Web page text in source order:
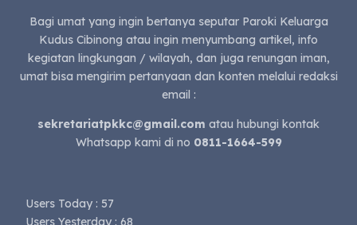
Bagi umat yang ingin bertanya seputar Paroki Keluarga
Kudus Cibinong atau ingin menyumbang artikel, info
kegiatan lingkungan / wilayah, dan juga renungan iman,
umat bisa mengirim pertanyaan dan konten melalui redaksi
email :
sekretariatpkkc@gmail.com atau hubungi kontak
Whatsapp kami di no 0811-1664-599
Users Today : 57
Users Yesterday : 68